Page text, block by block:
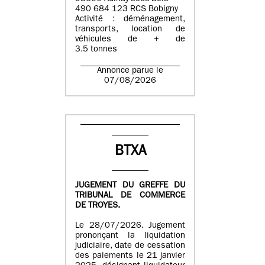
490 684 123 RCS Bobigny
Activité : déménagement,
transports, location de
véhicules de + de
3.5 tonnes
Annonce parue le
07/08/2026
BTXA
JUGEMENT DU GREFFE DU
TRIBUNAL DE COMMERCE
DE TROYES.
Le 28/07/2026. Jugement
prononçant la liquidation
judiciaire, date de cessation
des paiements le 21 janvier